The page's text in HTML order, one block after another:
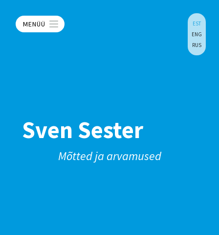
MENÜÜ
EST
ENG
RUS
Sven Sester
Mõtted ja arvamused